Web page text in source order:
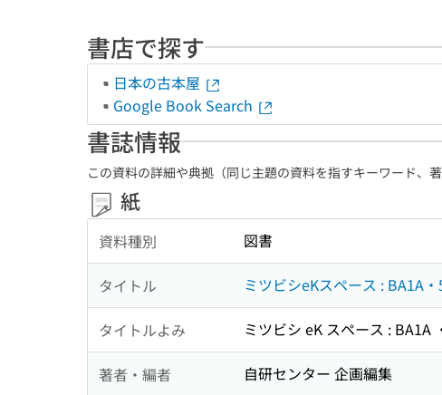
書店で探す
日本の古本屋
Google Book Search
書誌情報
この資料の詳細や典拠（同じ主題の資料を指すキーワード、
紙
資料種別 図書
タイトル ミツビシeKスペース : BA1A
タイトルよみ ミツビシ eK スペース : BA1A
著者・編者 自研センター 企画編集